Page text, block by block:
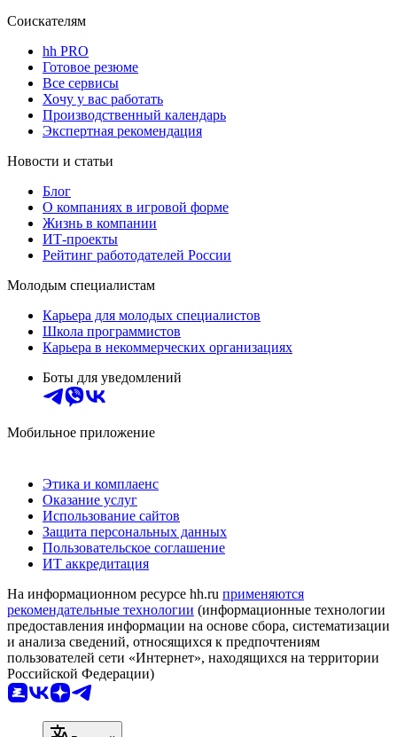
Соискателям
hh PRO
Готовое резюме
Все сервисы
Хочу у вас работать
Производственный календарь
Экспертная рекомендация
Новости и статьи
Блог
О компаниях в игровой форме
Жизнь в компании
ИТ-проекты
Рейтинг работодателей России
Молодым специалистам
Карьера для молодых специалистов
Школа программистов
Карьера в некоммерческих организациях
Боты для уведомлений
Мобильное приложение
Этика и комплаенс
Оказание услуг
Использование сайтов
Защита персональных данных
Пользовательское соглашение
ИТ аккредитация
На информационном ресурсе hh.ru применяются
рекомендательные технологии (информационные технологии
предоставления информации на основе сбора, систематизации
и анализа сведений, относящихся к предпочтениям
пользователей сети «Интернет», находящихся на территории
Российской Федерации)